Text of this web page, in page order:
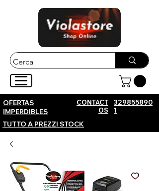
OFERTAS
IMPERDIBLES
CONTACT
OS
329855890
1
TUTTO A PREZZI STOCK